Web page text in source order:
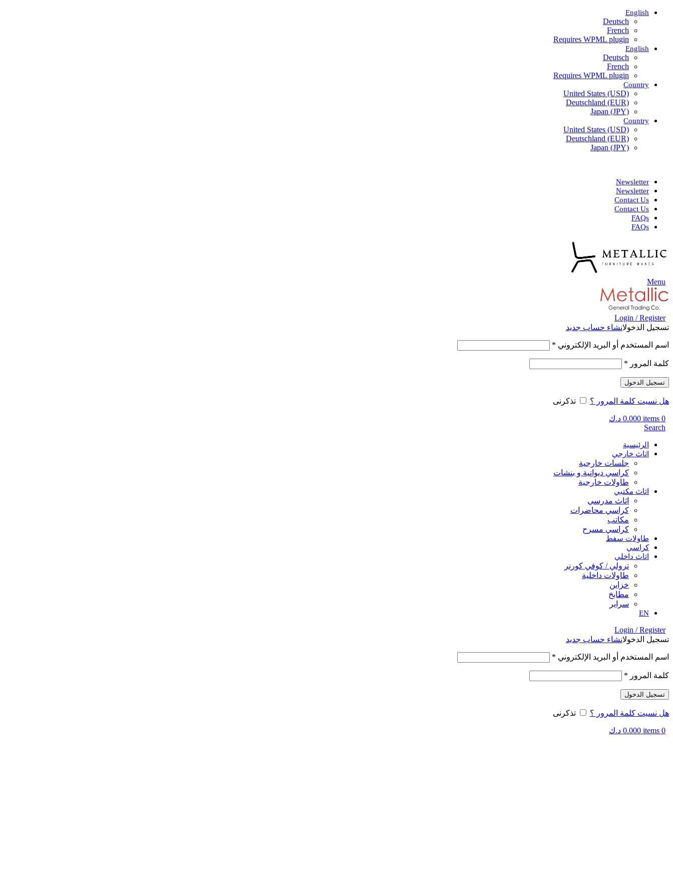
English
Deutsch
French
Requires WPML plugin
English
Deutsch
French
Requires WPML plugin
Country
United States (USD)
Deutschland (EUR)
Japan (JPY)
Country
United States (USD)
Deutschland (EUR)
Japan (JPY)
Newsletter
Newsletter
Contact Us
Contact Us
FAQs
FAQs
Menu
Login / Register
تسجيل الدخولانشاء حساب جديد
اسم المستخدم أو البريد الإلكتروني *
كلمة المرور *
تسجيل الدخول
هل نسيت كلمة المرور ؟ تذكرنى
0
items
0.000 د.ك
Search
الرئيسية
اثاث خارجي
جلسات خارجية
كراسي ديوانية و بنشات
طاولات خارجية
اثاث مكتبي
اثاث مدرسي
كراسي محاضرات
مكاتب
كراسي مسرح
طاولات سفط
كراسي
اثاث داخلي
ترولي / كوفي كورنر
⁠طاولات داخلية
⁠خزاين
⁠مطابخ
سراير
EN
Login / Register
تسجيل الدخولانشاء حساب جديد
اسم المستخدم أو البريد الإلكتروني *
كلمة المرور *
تسجيل الدخول
هل نسيت كلمة المرور ؟ تذكرنى
0
items
0.000 د.ك